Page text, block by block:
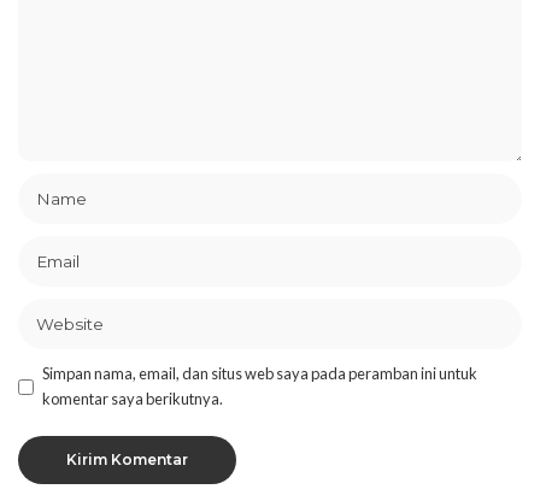
Simpan nama, email, dan situs web saya pada peramban ini untuk
komentar saya berikutnya.